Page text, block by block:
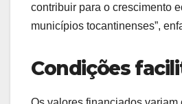
contribuir para o crescimento
municípios tocantinenses”,
Condições